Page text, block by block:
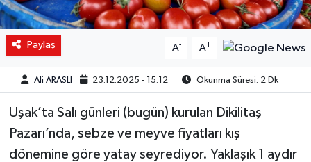
Paylaş A- A+
Ali ARASLI 23.12.2025 - 15:12 Okunma Süresi: 2 Dk
Uşak’ta Salı günleri (bugün) kurulan Dikilitaş
Pazarı’nda, sebze ve meyve fiyatları kış
dönemine göre yatay seyrediyor. Yaklaşık 1 aydır